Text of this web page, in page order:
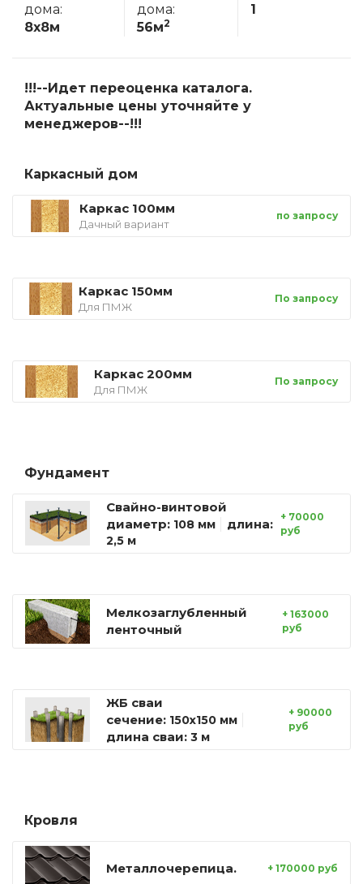
дома:
8x8м
дома:
56м2
1
!!!--Идет переоценка каталога.
Актуальные цены уточняйте у
менеджеров--!!!
Каркасный дом
Каркас 100мм
Дачный вариант
по запросу
Каркас 150мм
Для ПМЖ
По запросу
Каркас 200мм
Для ПМЖ
По запросу
Фундамент
Свайно-винтовой
диаметр: 108 мм длина:
2,5 м
+ 70000
руб
Мелкозаглубленный
ленточный
+ 163000
руб
ЖБ сваи
сечение: 150х150 мм
длина сваи: 3 м
+ 90000
руб
Кровля
Металлочерепица. + 170000 руб